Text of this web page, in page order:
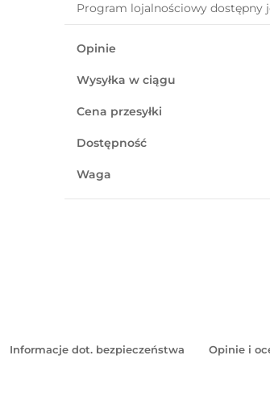
Program lojalnościowy dostępny
Opinie
Wysyłka w ciągu
Cena przesyłki
Dostępność
Waga
Informacje dot. bezpieczeństwa Opinie i